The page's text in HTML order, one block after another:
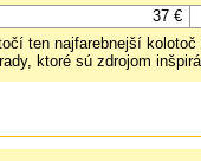
37 €
ten najfarebnejší
ktoré sú zdrojom